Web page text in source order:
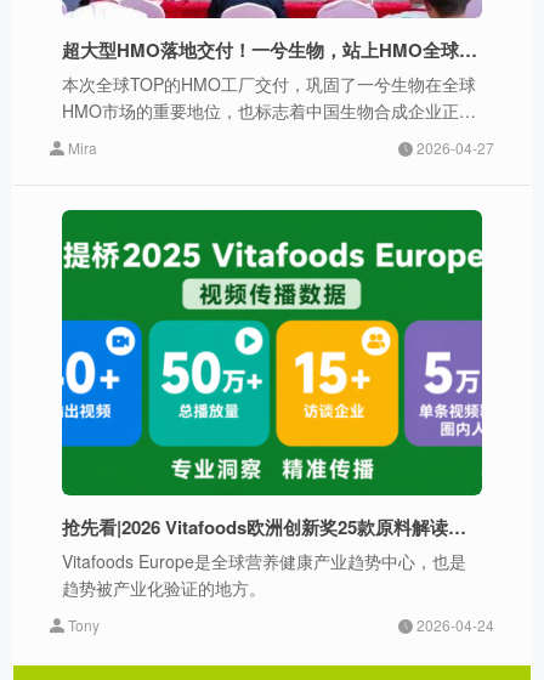
超大型HMO落地交付！一兮生物，站上HMO全球第一梯队
本次全球TOP的HMO工厂交付，巩固了一兮生物在全球
HMO市场的重要地位，也标志着中国生物合成企业正加
速迈入全球领跑行列。
Mira 2026-04-27
抢先看|2026 Vitafoods欧洲创新奖25款原料解读，哪些原料和品类值得押注？
Vitafoods Europe是全球营养健康产业趋势中心，也是
趋势被产业化验证的地方。
Tony 2026-04-24